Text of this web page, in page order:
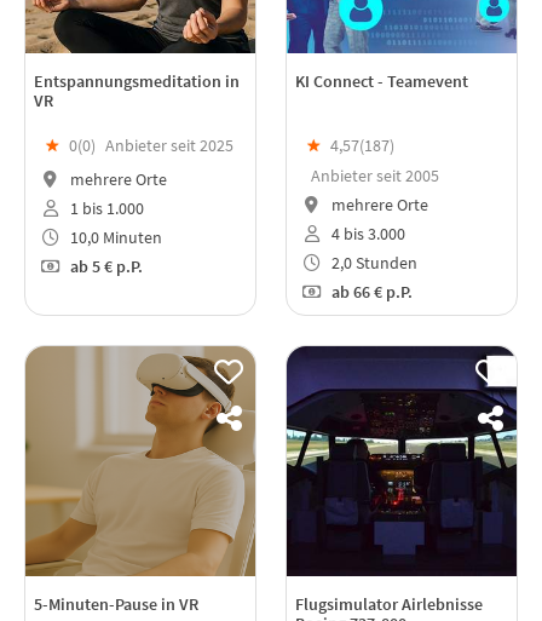
Entspannungsmeditation in
VR
★ 0(0) Anbieter seit 2025
mehrere Orte
1 bis 1.000
10,0 Minuten
ab5 € p.P.
KI Connect - Teamevent
★ 4,57(187)
Anbieter seit 2005
mehrere Orte
4 bis 3.000
2,0 Stunden
ab66 € p.P.
5-Minuten-Pause in VR
Flugsimulator Airlebnisse